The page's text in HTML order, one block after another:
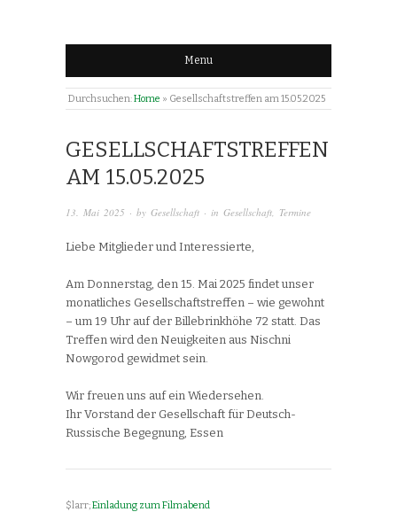
Menu
Durchsuchen:Home » Gesellschaftstreffen am 15.05.2025
GESELLSCHAFTSTREFFEN
AM 15.05.2025
13. Mai 2025 · by Gesellschaft · in Gesellschaft, Termine
Liebe Mitglieder und Interessierte,
Am Donnerstag, den 15. Mai 2025 findet unser
monatliches Gesellschaftstreffen – wie gewohnt
– um 19 Uhr auf der Billebrinkhöhe 72 statt. Das
Treffen wird den Neuigkeiten aus Nischni
Nowgorod gewidmet sein.
Wir freuen uns auf ein Wiedersehen.
Ihr Vorstand der Gesellschaft für Deutsch-
Russische Begegnung Essen
$larr;Einladung zum Filmabend